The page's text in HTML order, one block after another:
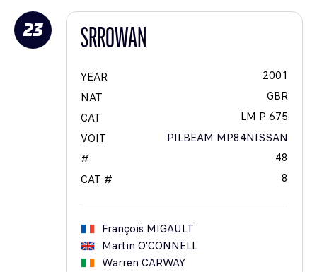
23 SRROWAN
YEAR
2001
NAT
GBR
CAT
LM P 675
VOIT
PILBEAM MP84NISSAN
#
48
CAT #
8
François MIGAULT
Martin O'CONNELL
Warren CARWAY